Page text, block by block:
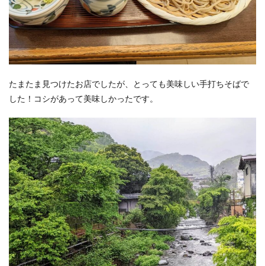
たまたま見つけたお店でしたが、とっても美味しい手打ちそばで
した！コシがあって美味しかったです。